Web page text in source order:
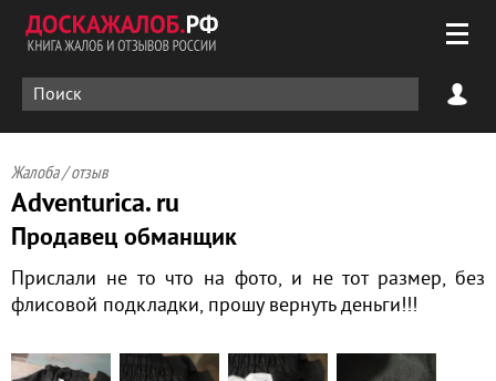
Жалоба / отзыв
Adventurica. ru
Продавец обманщик
Прислали не то что на фото, и не тот размер, без
флисовой подкладки, прошу вернуть деньги!!!